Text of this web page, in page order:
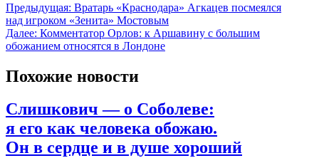
Предыдущая: Вратарь «Краснодара» Агкацев посмеялся
над игроком «Зенита» Мостовым
Далее: Комментатор Орлов: к Аршавину с большим
обожанием относятся в Лондоне
Похожие новости
Слишкович — о Соболеве:
я его как человека обожаю.
Он в сердце и в душе хороший